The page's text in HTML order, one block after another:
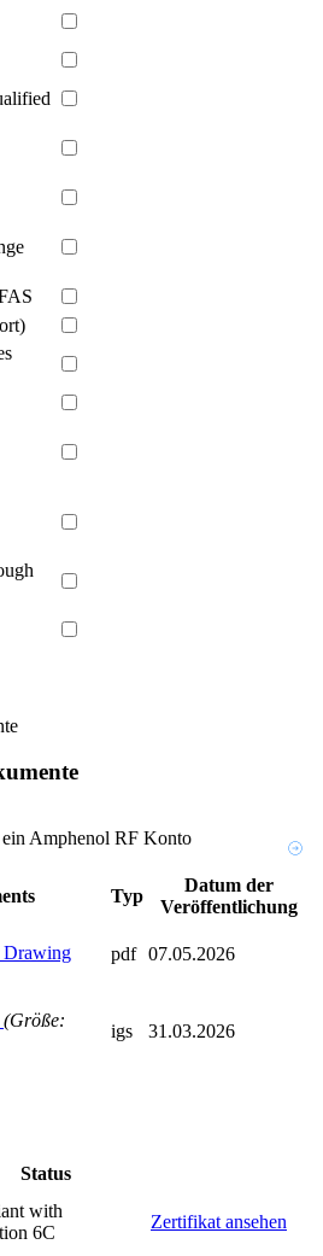
Amphenol RF Konto
Typ
Datum der
Veröffentlichung
Drawing
pdf 07.05.2026
(Größe:
igs 31.03.2026
Status
with
6C
Zertifikat ansehen